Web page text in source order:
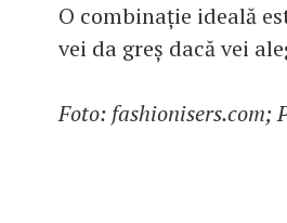
O combinație ideală
vei da greș dacă vei
Foto: fashionisers.com;